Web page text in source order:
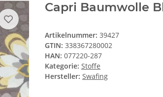
Capri Baumwolle
Artikelnummer: 39427
GTIN: 338367280002
HAN: 077220-287
Kategorie: Stoffe
Hersteller: Swafing